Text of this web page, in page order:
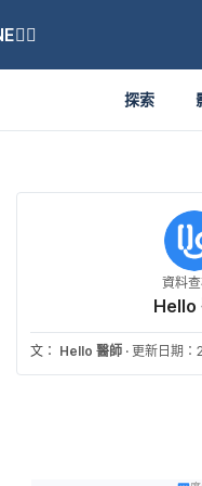
探索
資料查
Hello
文： Hello 醫師 · 更新日期